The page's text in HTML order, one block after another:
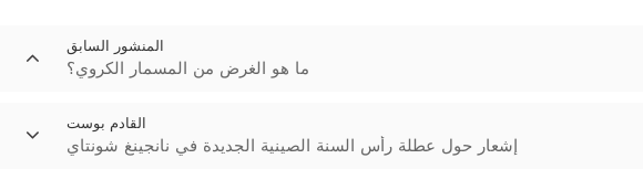
المنشور السابق
ما هو الغرض من المسمار الكروي؟
القادم بوست
إشعار حول عطلة رأس السنة الصينية الجديدة في نانجينغ شونتاي